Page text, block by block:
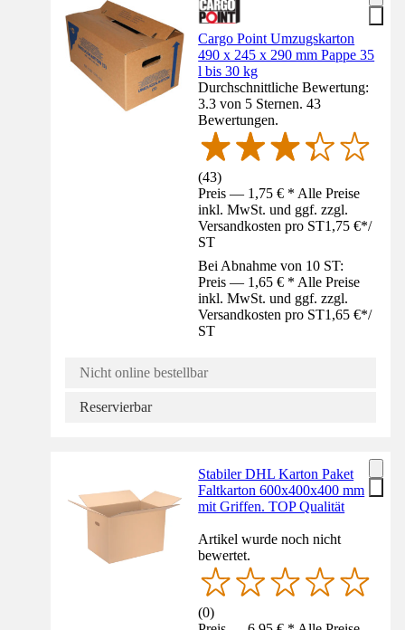
Cargo Point Umzugskarton
490 x 245 x 290 mm Pappe 35
l bis 30 kg
Durchschnittliche Bewertung:
3.3 von 5 Sternen. 43
Bewertungen.
(43)
Preis — 1,75 € * Alle Preise
inkl. MwSt. und ggf. zzgl.
Versandkosten pro ST1,75 €*/
ST
Bei Abnahme von 10 ST:
Preis — 1,65 € * Alle Preise
inkl. MwSt. und ggf. zzgl.
Versandkosten pro ST1,65 €*/
ST
Nicht online bestellbar
Reservierbar
Stabiler DHL Karton Paket
Faltkarton 600x400x400 mm
mit Griffen. TOP Qualität
Artikel wurde noch nicht
bewertet.
(0)